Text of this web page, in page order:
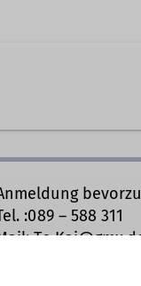
Ämter
:089 – 588 311